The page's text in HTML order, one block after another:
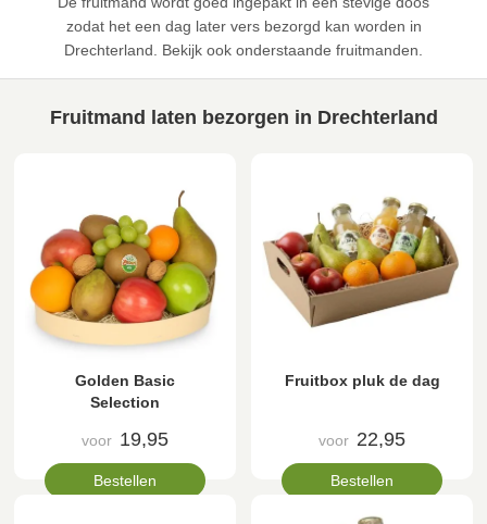
zodat het een dag later vers bezorgd kan worden in
Drechterland. Bekijk ook onderstaande fruitmanden.
Fruitmand laten bezorgen in Drechterland
Golden Basic
Selection
voor 19,95
Bestellen
Fruitbox pluk de dag
voor 22,95
Bestellen